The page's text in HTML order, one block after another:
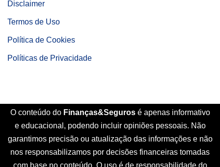
Disclaimer
Termos de Uso
Política de Cookies
Políticas de Privacidade
O conteúdo do Finanças&Seguros é apenas informativo
e educacional, podendo incluir opiniões pessoais. Não
garantimos precisão ou atualização das informações e não
nos responsabilizamos por decisões financeiras tomadas
com base no conteúdo. O uso é de responsabilidade do